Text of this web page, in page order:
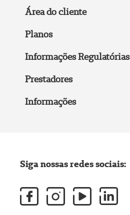
Área do cliente
Planos
Informações Regulatórias
Prestadores
Informações
Siga nossas redes sociais: